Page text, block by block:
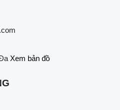
Xem bản đồ